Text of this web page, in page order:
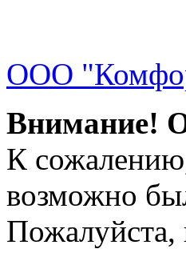
ООО
Внимание!
К
возможно
Пожалуйста,